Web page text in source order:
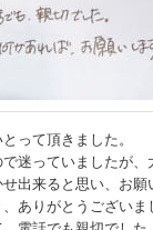
って頂きました。
迷っていましたが、
出来ると思い、お願
ありがとうございま